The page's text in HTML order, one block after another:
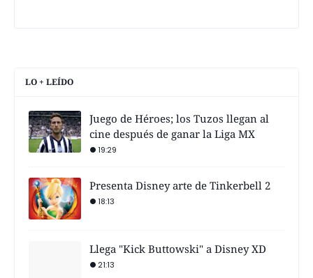
LO + LEÍDO
Juego de Héroes; los Tuzos llegan al
cine después de ganar la Liga MX
19:29
Presenta Disney arte de Tinkerbell 2
18:13
Llega "Kick Buttowski" a Disney XD
21:13